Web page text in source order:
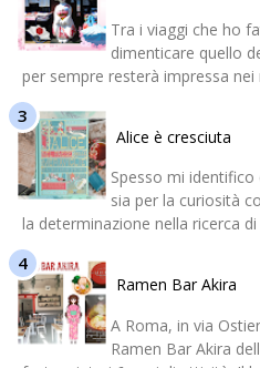
Tra i viaggi che ho
dimenticare quello
per sempre resterà impressa nei
Alice è cresciuta
Spesso mi
sia per la curiosità
la determinazione nella ricerca di
Ramen Bar Akira
A Roma, in via
Ramen Bar Akira